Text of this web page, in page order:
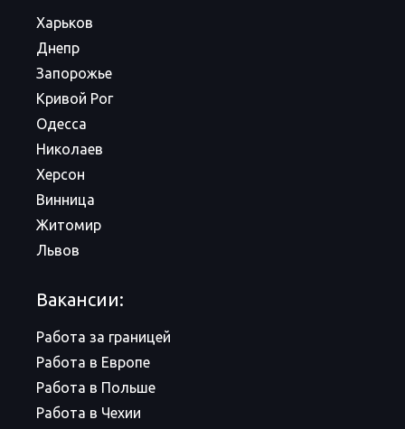
Харьков
Днепр
Запорожье
Кривой Рог
Одесса
Николаев
Херсон
Винница
Житомир
Львов
Вакансии:
Работа за границей
Работа в Европе
Работа в Польше
Работа в Чехии